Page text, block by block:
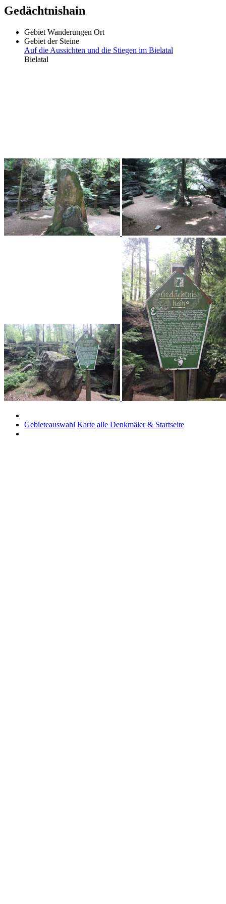
Gedächtnishain
Gebiet Wanderungen Ort
Gebiet der Steine
Auf die Aussichten und die Stiegen im Bielatal
Bielatal
Gebieteauswahl Karte alle Denkmäler & Startseite